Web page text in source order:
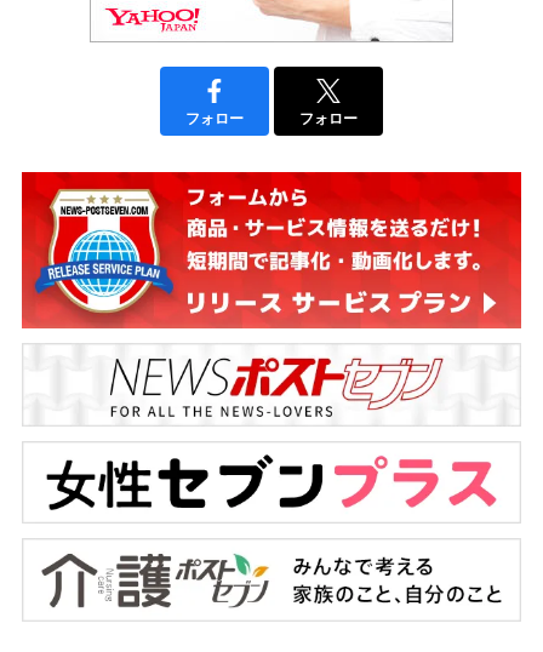
フォロー フォロー